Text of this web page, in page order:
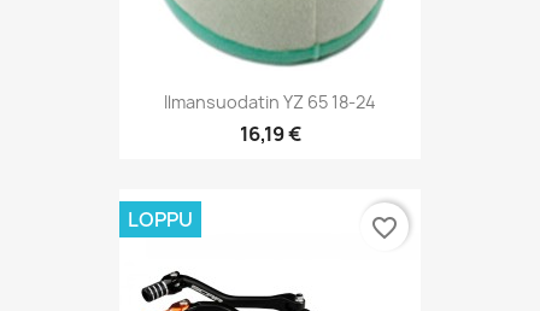
Ilmansuodatin YZ 65 18-24
16,19 €
LOPPU favorite_border